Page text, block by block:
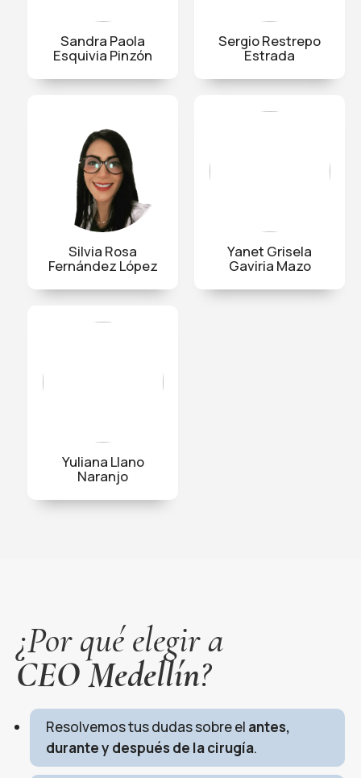
Sandra Paola
Esquivia Pinzón
Sergio Restrepo
Estrada
Silvia Rosa
Fernández López
Yanet Grisela
Gaviria Mazo
Yuliana Llano
Naranjo
¿Por qué elegir a
CEO Medellín?
Resolvemos tus dudas sobre el antes,
durante y después de la cirugía.